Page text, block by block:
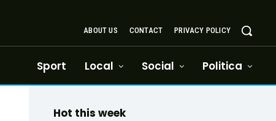
ABOUT US CONTACT PRIVACY POLICY
Sport Local Social Politica
Hot this week